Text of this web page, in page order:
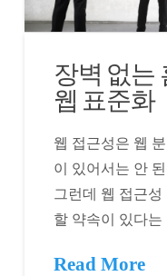
장벽 없는
웹 표준화
웹 접근성은 웹
이 있어서는 안
그런데 웹 접근
할 약속이 있다
Read More